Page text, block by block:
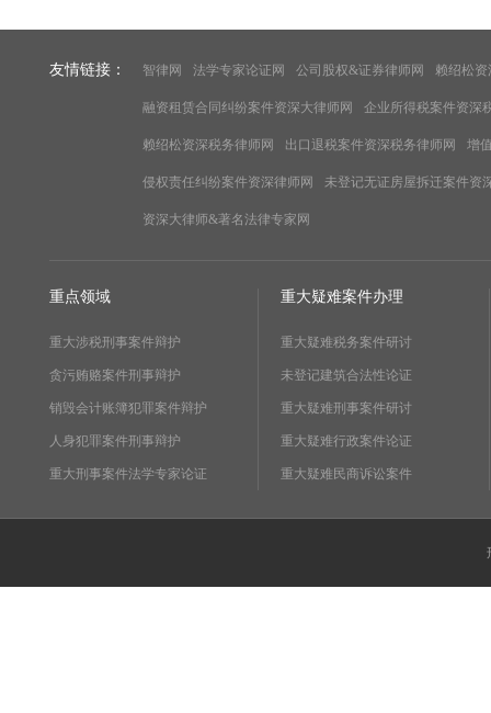
友情链接： 智律网 法学专家论证网 公司股权&证券律师网 赖绍松资
融资租赁合同纠纷案件资深大律师网 企业所得税案件资深
赖绍松资深税务律师网 出口退税案件资深税务律师网 增
侵权责任纠纷案件资深律师网 未登记无证房屋拆迁案件资
资深大律师&著名法律专家网
重点领域
重大涉税刑事案件辩护
贪污贿赂案件刑事辩护
销毁会计账簿犯罪案件辩护
人身犯罪案件刑事辩护
重大刑事案件法学专家论证
重大疑难案件办理
重大疑难税务案件研讨
未登记建筑合法性论证
重大疑难刑事案件研讨
重大疑难行政案件论证
重大疑难民商诉讼案件